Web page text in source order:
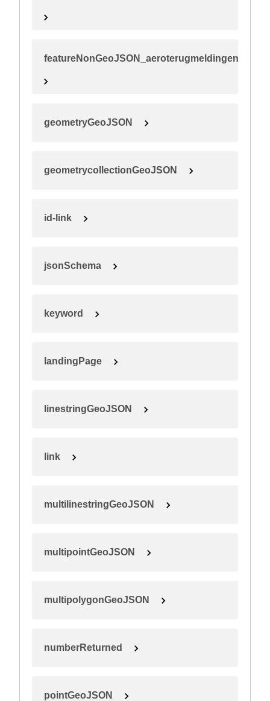
featureNonGeoJSON_aeroterugmeldingen
geometryGeoJSON
geometrycollectionGeoJSON
id-link
jsonSchema
keyword
landingPage
linestringGeoJSON
link
multilinestringGeoJSON
multipointGeoJSON
multipolygonGeoJSON
numberReturned
pointGeoJSON